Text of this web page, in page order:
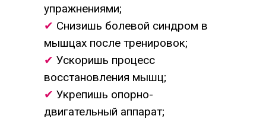
упражнениями;
✔ Снизишь болевой синдром в
мышцах после тренировок;
✔ Ускоришь процесс
восстановления мышц;
✔ Укрепишь опорно-
двигательный аппарат;